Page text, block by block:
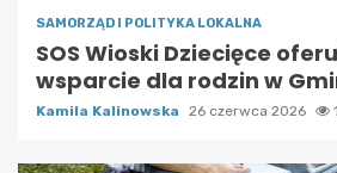
SAMORZĄD I POLITYKA LOKALNA
SOS Wioski Dziecięce
wsparcie dla rodzin w
Kamila Kalinowska 26 czerwca 2026